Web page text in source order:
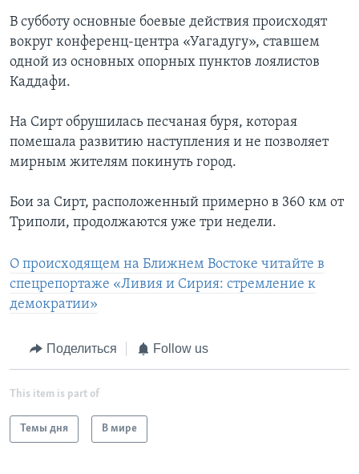
В субботу основные боевые действия происходят
вокруг конференц-центра «Уагадугу», ставшем
одной из основных опорных пунктов лоялистов
Каддафи.
На Сирт обрушилась песчаная буря, которая
помешала развитию наступления и не позволяет
мирным жителям покинуть город.
Бои за Сирт, расположенный примерно в 360 км от
Триполи, продолжаются уже три недели.
О происходящем на Ближнем Востоке читайте в
спецрепортаже «Ливия и Сирия: стремление к
демократии»
Поделиться Follow us
This item is part of
Темы дня В мире